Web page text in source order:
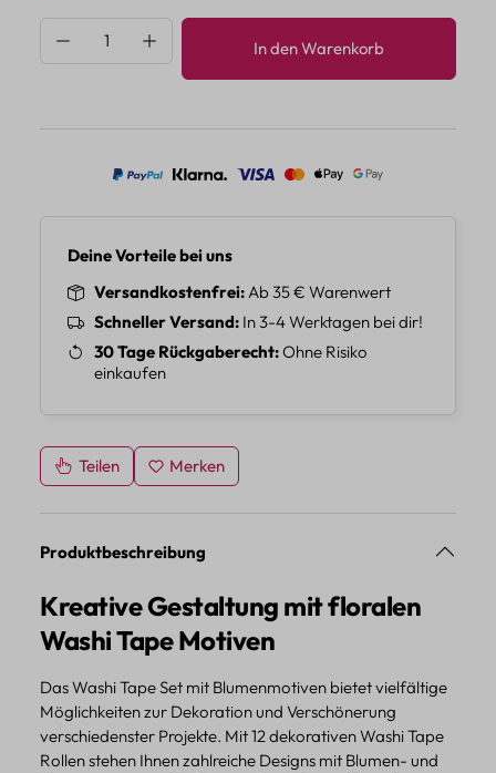
Produkt Anzahl: Gib den gewünschten
In den Warenkorb
Deine Vorteile bei uns
Versandkostenfrei Ab 35 € Warenwert
Schneller Versand In 3-4 Werktagen bei dir!
30 Tage Rückgaberecht Ohne Risiko
einkaufen
Teilen Merken
Produktbeschreibung
Kreative Gestaltung mit floralen
Washi Tape Motiven
Das Washi Tape Set mit Blumenmotiven bietet vielfältige
Möglichkeiten zur Dekoration und Verschönerung
verschiedenster Projekte. Mit 12 dekorativen Washi Tape
Rollen stehen Ihnen zahlreiche Designs mit Blumen- und